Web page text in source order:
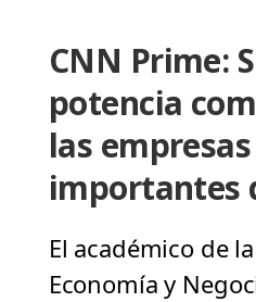
CNN Prime:
potencia
las
importantes
El académico de
Economía y